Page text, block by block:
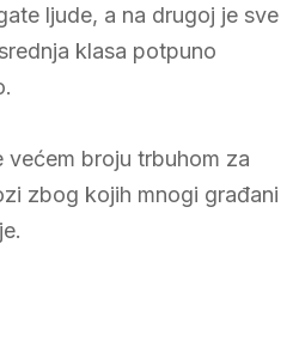
ljude, a na drugoj je sve
klasa potpuno
većem broju trbuhom za
zbog kojih mnogi građani